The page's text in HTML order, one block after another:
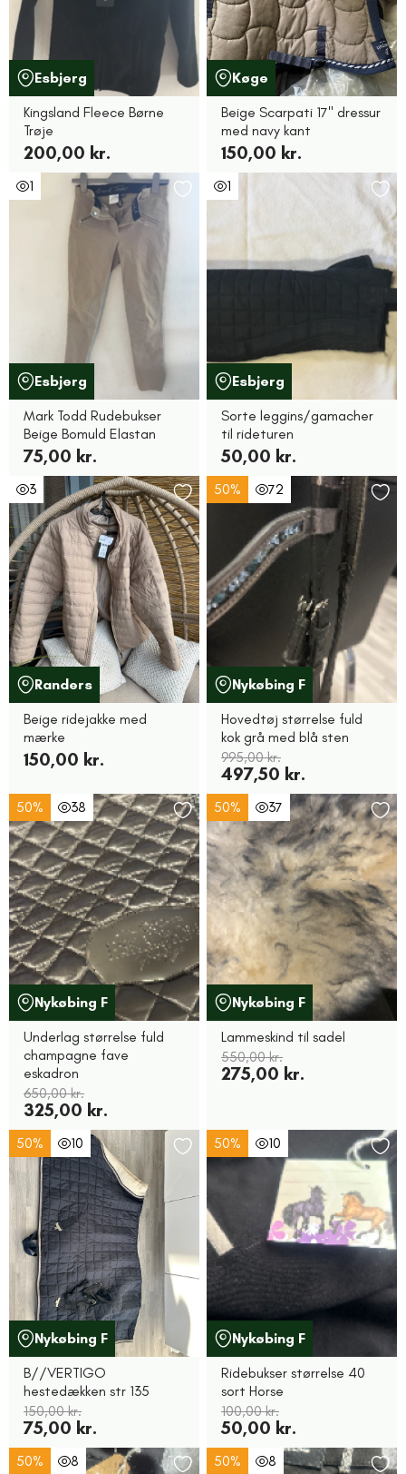
Esbjerg
Kingsland Fleece Børne
Trøje
200,00 kr.
Køge
Beige Scarpati 17" dressur
med navy kant
150,00 kr.
1
Esbjerg
Mark Todd Rudebukser
Beige Bomuld Elastan
75,00 kr.
1
Esbjerg
Sorte leggins/gamacher
til rideturen
50,00 kr.
3
Randers
Beige ridejakke med
mærke
150,00 kr.
50% 72
Nykøbing F
Hovedtøj størrelse fuld
kok grå med blå sten
995,00 kr.
497,50 kr.
50% 38
Nykøbing F
Underlag størrelse fuld
champagne fave
eskadron
650,00 kr.
325,00 kr.
50% 37
Nykøbing F
Lammeskind til sadel
550,00 kr.
275,00 kr.
50% 10
Nykøbing F
B//VERTIGO
hestedækken str 135
150,00 kr.
75,00 kr.
50% 10
Nykøbing F
Ridebukser størrelse 40
sort Horse
100,00 kr.
50,00 kr.
50% 8 50% 8